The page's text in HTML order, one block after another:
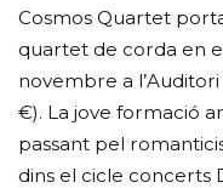
Cosmos Quartet
quartet de corda en
novembre a l’Auditori
€). La jove formació
passant pel
dins el cicle concerts